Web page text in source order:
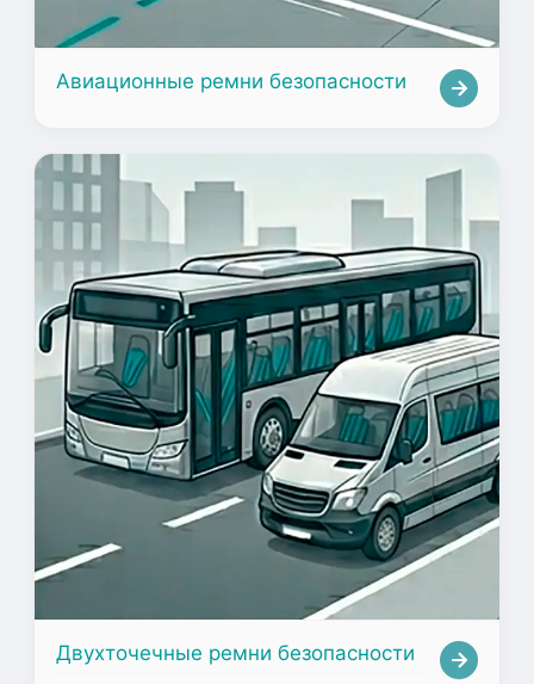
Авиационные ремни безопасности
Двухточечные ремни безопасности